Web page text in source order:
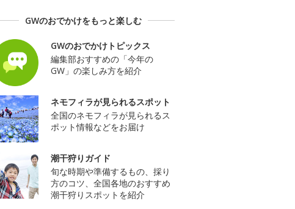
GWのおでかけをもっと楽しむ
GWのおでかけトピックス
編集部おすすめの「今年の
GW」の楽しみ方を紹介
ネモフィラが見られるスポット
全国のネモフィラが見られるス
ポット情報などをお届け
潮干狩りガイド
旬な時期や準備するもの、採り
方のコツ、全国各地のおすすめ
潮干狩りスポットを紹介